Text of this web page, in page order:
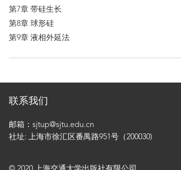
第7章 带硅生长
第8章 球形硅
第9章 液相外延法
联系我们
邮箱：sjtup@sjtu.edu.cn
社址: 上海市徐汇区番禺路951号（200030)